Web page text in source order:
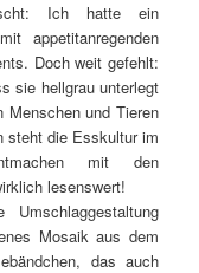
Ich hatte ein
appetitanregenden
Doch weit gefehlt:
sie hellgrau unterlegt
Menschen und Tieren
steht die Esskultur im
mit den
lesenswert!
Mosaik aus dem
das auch